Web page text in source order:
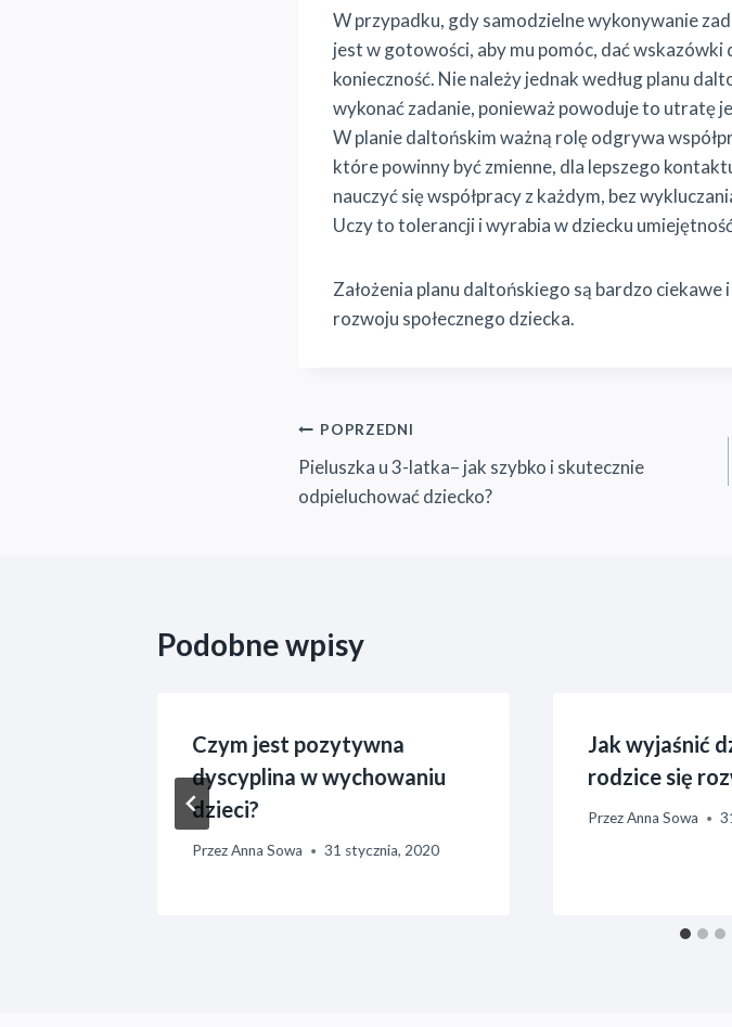
W przypadku, gdy samodzielne wykonywanie
jest w gotowości, aby mu pomóc, dać
konieczność. Nie należy jednak według planu
wykonać zadanie, ponieważ powoduje to utratę
W planie daltońskim ważną rolę odgrywa
które powinny być zmienne, dla lepszego
nauczyć się współpracy z każdym, bez
Uczy to tolerancji i wyrabia w dziecku
Założenia planu daltońskiego są bardzo
rozwoju społecznego dziecka.
Nawigacja
wpisu
POPRZEDNI
Pieluszka u 3-latka– jak szybko i skutecznie
odpieluchować dziecko?
Podobne wpisy
Czym jest pozytywna
dyscyplina w wychowaniu
dzieci?
PrzezAnna Sowa 31 stycznia, 2020
Jak wyjaśnić
rodzice się
Przez Anna Sowa